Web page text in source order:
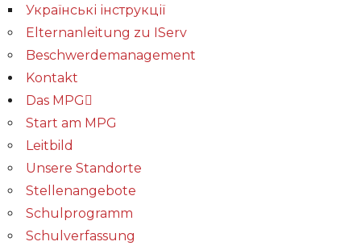
Українські інструкції
Elternanleitung zu IServ
Beschwerdemanagement
Kontakt
Das MPG
Start am MPG
Leitbild
Unsere Standorte
Stellenangebote
Schulprogramm
Schulverfassung